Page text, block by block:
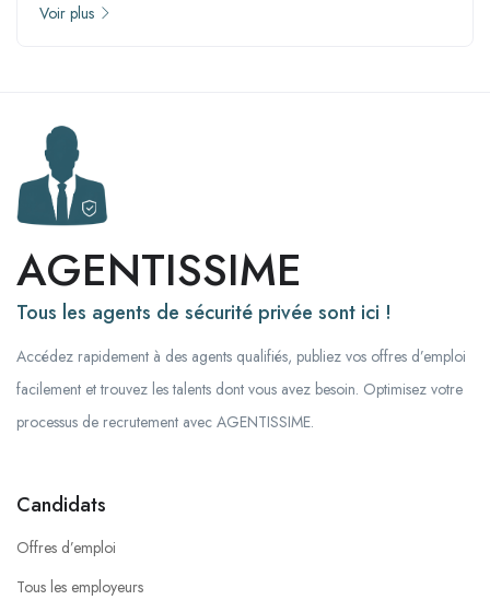
Voir plus
AGENTISSIME
Tous les agents de sécurité privée sont ici !
Accédez rapidement à des agents qualifiés, publiez vos offres d’emploi
facilement et trouvez les talents dont vous avez besoin. Optimisez votre
processus de recrutement avec AGENTISSIME.
Candidats
Offres d’emploi
Tous les employeurs